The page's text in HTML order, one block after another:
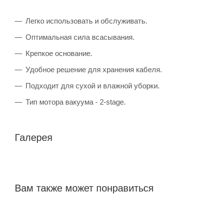
Легко использовать и обслуживать.
Оптимальная сила всасывания.
Крепкое основание.
Удобное решение для хранения кабеля.
Подходит для сухой и влажной уборки.
Тип мотора вакуума - 2-stage.
Галерея
Вам также может понравиться